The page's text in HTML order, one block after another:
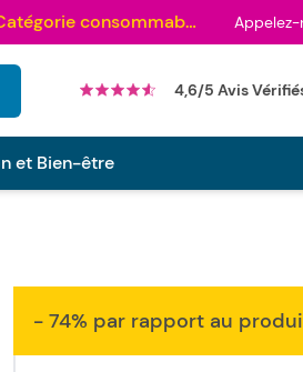
Au palmarès des meilleurs sites en 2024 et sacré n°1 en 2022 et 2023 ! ( Catégorie consommables) Appelez-
4,6/5 Avis
et Bien-être
- 74% par rapport au